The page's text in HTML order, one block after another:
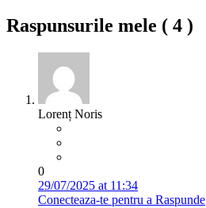
Raspunsurile mele ( 4 )
Lorenț Noris
0
29/07/2025 at 11:34
Conecteaza-te pentru a Raspunde